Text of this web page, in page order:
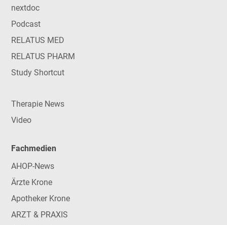
nextdoc
Podcast
RELATUS MED
RELATUS PHARM
Study Shortcut
Therapie News
Video
Fachmedien
AHOP-News
Ärzte Krone
Apotheker Krone
ARZT & PRAXIS